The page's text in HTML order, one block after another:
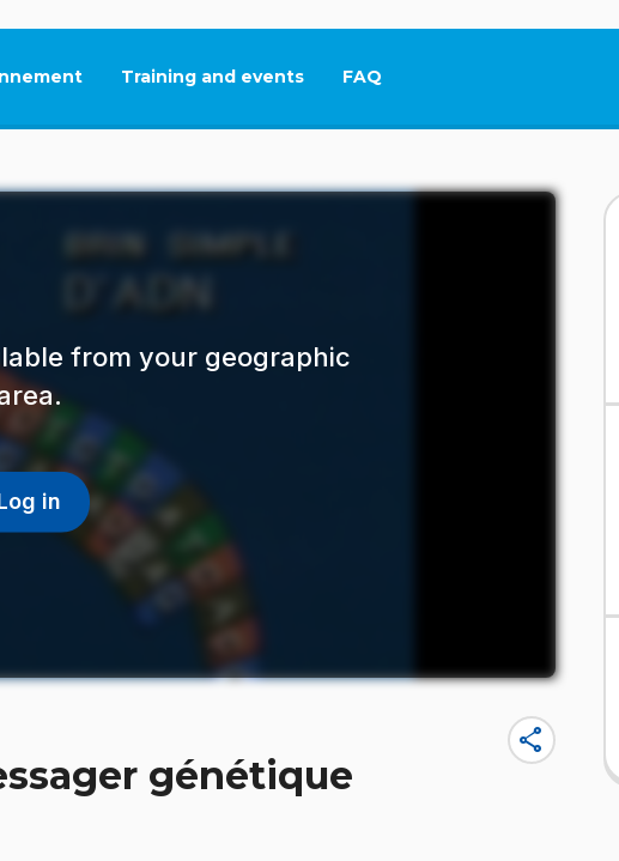
Training and events FAQ
This link will open in a new tab.
from your geographic
in
génétique
share